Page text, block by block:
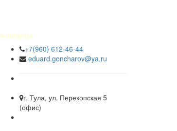
Контакты
+7(960) 612-46-44
eduard.goncharov@ya.ru
г. Тула, ул. Перекопская 5
(офис)